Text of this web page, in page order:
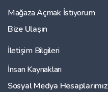
Mağaza Açmak İstiyorum
Bize Ulaşın
İletişim Bilgileri
İnsan Kaynakları
Sosyal Medya Hesaplarımız